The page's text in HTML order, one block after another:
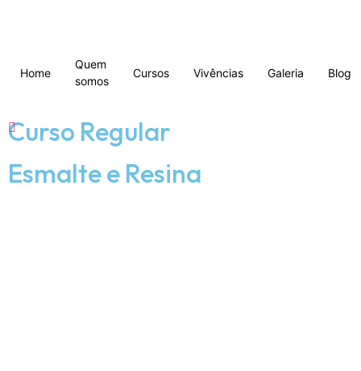
Home
Quem
somos
Cursos Vivências Galeria Blog
Curso Regular
Esmalte e Resina